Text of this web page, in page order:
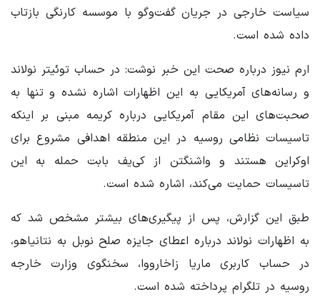
سیاست خارجی در جریان گفت‌وگو با موسسه کارنگی بازتاب
داده شده است.
ارم نیوز درباره صحت این خبر نوشت: در حساب توئیتر نولاند
و رسانه‌های آمریکایی به این اظهارات اشاره نشده و تنها به
صحبت‌های این مقام آمریکایی درباره کریمه مبنی بر اینکه
تاسیسات نظامی روسیه در این منطقه اهدافی مشروع برای
اوکراین هستند و واشنگتن از کی‌یف بابت حمله به این
تاسیسات حمایت می‌کند، اشاره شده است.
طبق این گزارش، پس از پیگیری‌های بیشتر مشخص شد که
به اظهارات نولاند درباره اعطای جایزه صلح نوبل به نتانیاهو،
در حساب کاربری ماریا زاخارووا، سخنگوی وزارت خارجه
روسیه در تلگرام پرداخته شده است.